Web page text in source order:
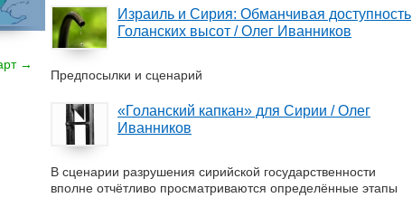
→
Израиль и Сирия: Обманчивая доступность
Голанских высот / Олег Иванников
Предпосылки и сценарий
«Голанский капкан» для Сирии / Олег
Иванников
В сценарии разрушения сирийской государственности
вполне отчётливо просматриваются определённые этапы